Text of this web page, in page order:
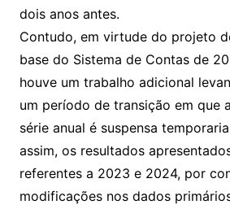
dois anos antes.
Contudo, em virtude do projeto
base do Sistema de Contas de
houve um trabalho adicional
um período de transição em que
série anual é suspensa
assim, os resultados
referentes a 2023 e 2024, por
modificações nos dados